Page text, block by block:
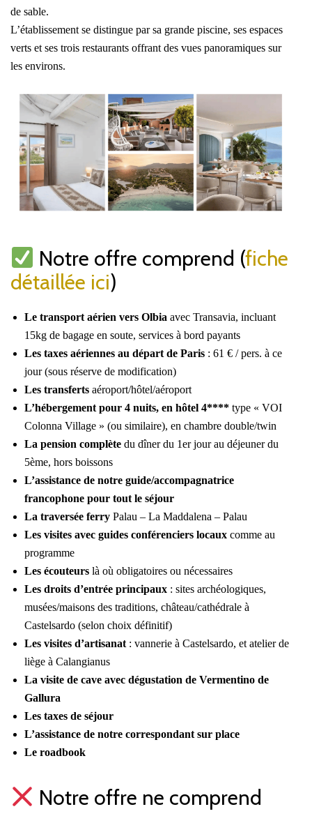
de sable.
L’établissement se distingue par sa grande piscine, ses espaces
verts et ses trois restaurants offrant des vues panoramiques sur
les environs.
Notre offre comprend (fiche
détaillée ici)
Le transport aérien vers Olbia avec Transavia, incluant
15kg de bagage en soute, services à bord payants
Les taxes aériennes au départ de Paris : 61 € / pers. à ce
jour (sous réserve de modification)
Les transferts aéroport/hôtel/aéroport
L’hébergement pour 4 nuits, en hôtel 4**** type « VOI
Colonna Village » (ou similaire), en chambre double/twin
La pension complète du dîner du 1er jour au déjeuner du
5ème, hors boissons
L’assistance de notre guide/accompagnatrice
francophone pour tout le séjour
La traversée ferry Palau – La Maddalena – Palau
Les visites avec guides conférenciers locaux comme au
programme
Les écouteurs là où obligatoires ou nécessaires
Les droits d’entrée principaux : sites archéologiques,
musées/maisons des traditions, château/cathédrale à
Castelsardo (selon choix définitif)
Les visites d’artisanat : vannerie à Castelsardo, et atelier de
liège à Calangianus
La visite de cave avec dégustation de Vermentino de
Gallura
Les taxes de séjour
L’assistance de notre correspondant sur place
Le roadbook
Notre offre ne comprend